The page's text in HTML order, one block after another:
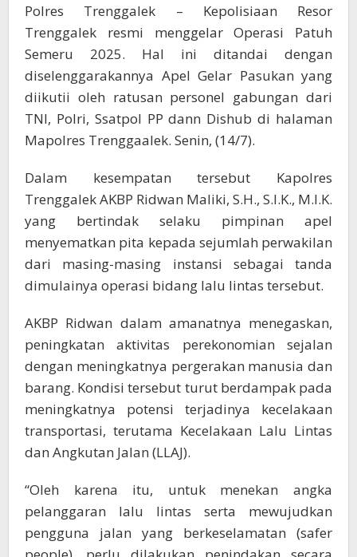
14
Hari
Polres Trenggalek – Kepolisiaan Resor
Trenggalek resmi menggelar Operasi Patuh
Semeru 2025. Hal ini ditandai dengan
diselenggarakannya Apel Gelar Pasukan yang
diikutii oleh ratusan personel gabungan dari
TNI, Polri, Ssatpol PP dann Dishub di halaman
Mapolres Trenggaalek. Senin, (14/7).
Dalam kesempatan tersebut Kapolres
Trenggalek AKBP Ridwan Maliki, S.H., S.I.K., M.I.K.
yang bertindak selaku pimpinan apel
menyematkan pita kepada sejumlah perwakilan
dari masing-masing instansi sebagai tanda
dimulainya operasi bidang lalu lintas tersebut.
AKBP Ridwan dalam amanatnya menegaskan,
peningkatan aktivitas perekonomian sejalan
dengan meningkatnya pergerakan manusia dan
barang. Kondisi tersebut turut berdampak pada
meningkatnya potensi terjadinya kecelakaan
transportasi, terutama Kecelakaan Lalu Lintas
dan Angkutan Jalan (LLAJ).
“Oleh karena itu, untuk menekan angka
pelanggaran lalu lintas serta mewujudkan
pengguna jalan yang berkeselamatan (safer